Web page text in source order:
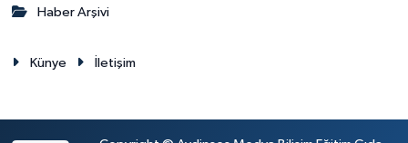
Haber Arşivi
Künye İletişim